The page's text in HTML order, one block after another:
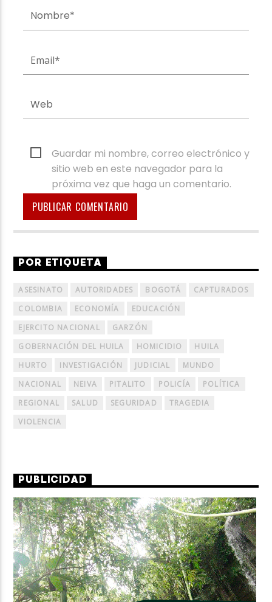
Guardar mi nombre, correo electrónico y
sitio web en este navegador para la
próxima vez que haga un comentario.
POR ETIQUETA
ASESINATO AUTORIDADES BOGOTÁ
CAPTURADOS
COLOMBIA
ECONOMÍA
EDUCACIÓN
EJERCITO NACIONAL
GARZÓN
GOBERNACIÓN DEL HUILA
HOMICIDIO
HUILA
HURTO
INVESTIGACIÓN JUDICIAL
MUNDO
NACIONAL
NEIVA PITALITO POLICÍA
POLÍTICA
REGIONAL
SALUD SEGURIDAD
TRAGEDIA
VIOLENCIA
PUBLICIDAD